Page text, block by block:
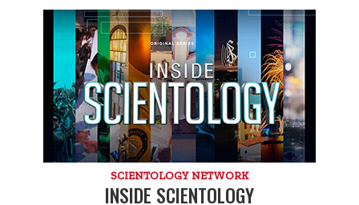
SCIENTOLOGY NETWORK
INSIDE SCIENTOLOGY